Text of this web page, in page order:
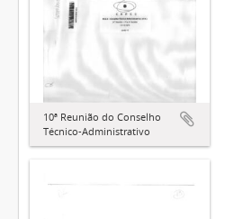
10ª Reunião do Conselho
Técnico-Administrativo